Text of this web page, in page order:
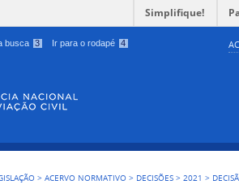
busca 3 Ir para o rodapé 4
Simplifique!
>ACERVO NORMATIVO > DECISÕES >2021 >